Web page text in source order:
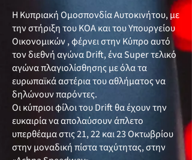
Η Κυπριακή Ομοσπονδία Αυτοκινήτου, με
την στήριξη του ΚΟΑ και του Υπουργείου
Οικονομικών , φέρνει στην Κύπρο αυτό
τον διεθνή αγώνα Drift, ένα Super τελικό
αγώνα πλαγιολίσθησης με όλα τα
ευρωπαϊκά αστέρια του αθλήματος να
δηλώνουν παρόντες.
Οι κύπριοι φίλοι του Drift θα έχουν την
ευκαιρία να απολαύσουν άπλετο
υπερθέαμα στις 21, 22 και 23 Οκτωβρίου
στην μοναδική πίστα ταχύτητας, στην